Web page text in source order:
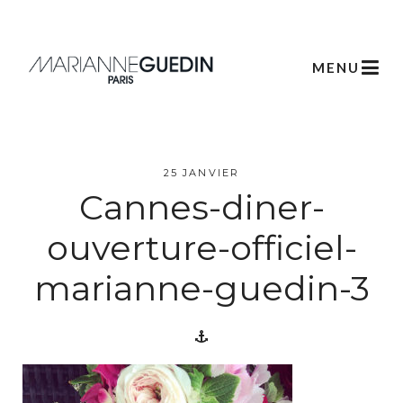
MENU
L’atelier
Créations
Scénographie
Végétale
25 JANVIER
Cannes-diner-
ouverture-officiel-
marianne-guedin-3